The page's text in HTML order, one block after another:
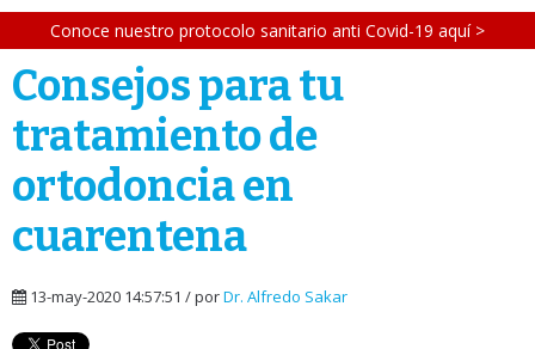
Conoce nuestro protocolo sanitario anti Covid-19 aquí >
Consejos para tu
tratamiento de
ortodoncia en
cuarentena
13-may-2020 14:57:51 / porDr. Alfredo Sakar